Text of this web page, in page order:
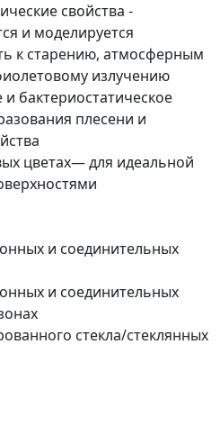
свойства -
и моделируется
к старению, атмосферным
излучению
бактериостатическое
плесени и
цветах— для идеальной
и соединительных
и соединительных
стекла/стеклянных